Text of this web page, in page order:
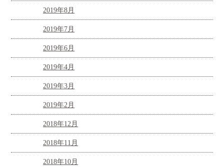
2019年8月
2019年7月
2019年6月
2019年4月
2019年3月
2019年2月
2018年12月
2018年11月
2018年10月